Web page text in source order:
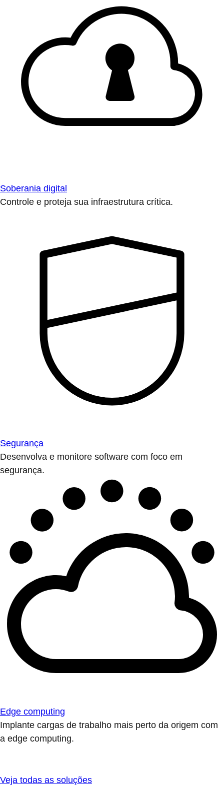
Soberania digital
Controle e proteja sua infraestrutura crítica.
Segurança
Desenvolva e monitore software com foco em
segurança.
Edge computing
Implante cargas de trabalho mais perto da origem com
a edge computing.
Veja todas as soluções